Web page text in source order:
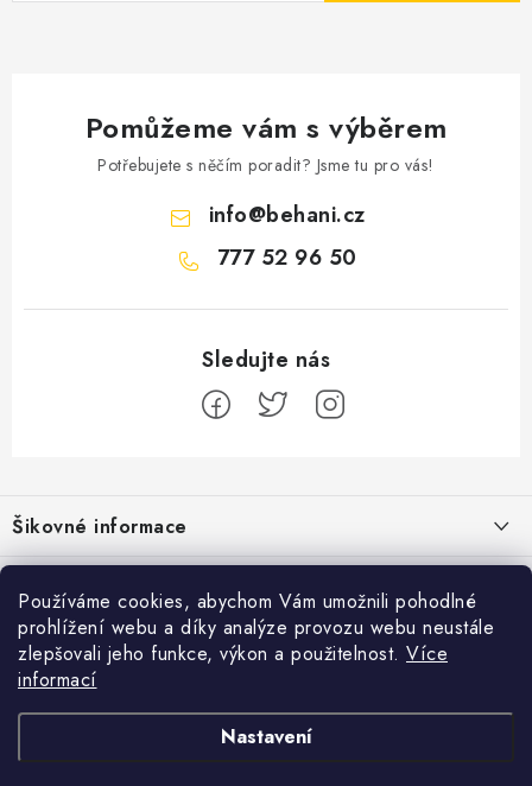
Používáme cookies, abychom Vám umožnili pohodlné
prohlížení webu a díky analýze provozu webu neustále
zlepšovali jeho funkce, výkon a použitelnost. Více
informací
Nastavení
Pomůžeme vám s výběrem
Potřebujete s něčím poradit? Jsme tu pro vás!
info@behani.cz
777 52 96 50
á
p
a
Šikovné informace
Ceník dopravy
Moje objednávka
Jak vyměnit nebo vrátit zboží
Jak reklamovat
Běžecké zajímavosti
Proč jít běhat právě o víkendu?
Bolest holeně nemusí znamenat zánět okostice
Jak běhat s rychlejším parťákem
Přijímáme online platby
Facebook